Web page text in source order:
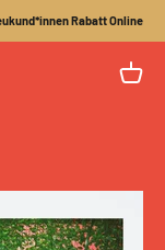
Rabatt Online